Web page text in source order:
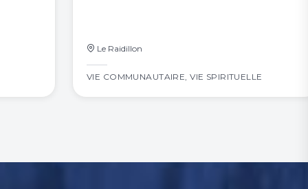
Le Raidillon
VIE COMMUNAUTAIRE ,VIE SPIRITUELLE